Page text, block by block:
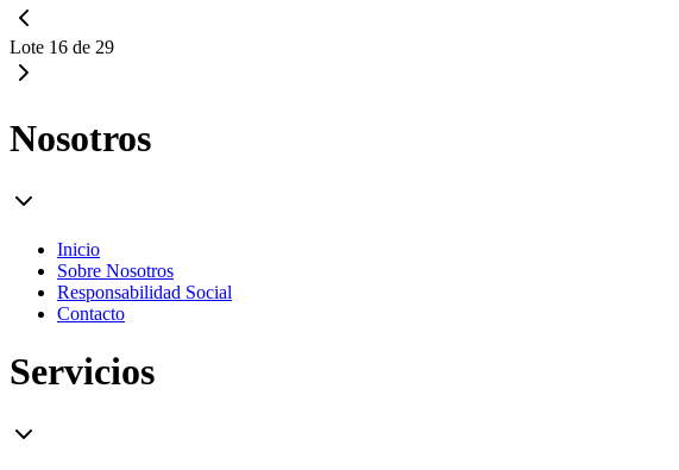
Lote 16 de 29
Nosotros
Inicio
Sobre Nosotros
Responsabilidad Social
Contacto
Servicios